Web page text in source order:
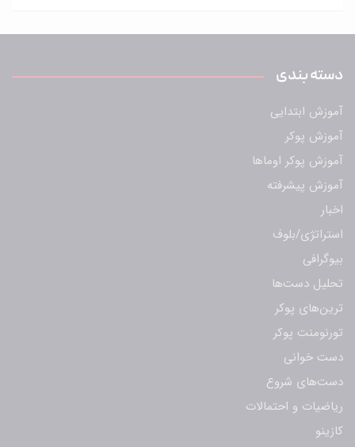
دسته بندی
آموزش ابتدایی
آموزش پوکر
آموزش پوکر اوماها
آموزش پیشرفته
اخبار
استراتژی/بلوف
بیوگرافی
تحلیل دست‌ها
ترین‌های پوکر
تورنومنت پوکر
دست خوانی
دست‌های شروع
ریاضیات و احتمالات
کازینو